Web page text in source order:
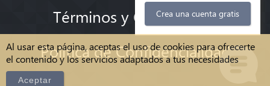
Al usar esta página, aceptas el uso de cookies para ofrecerte
el contenido y los servicios adaptados a tus necesidades
Aceptar
Términos y Condiciones
Política de Confidencialidad
Crea una cuenta gratis